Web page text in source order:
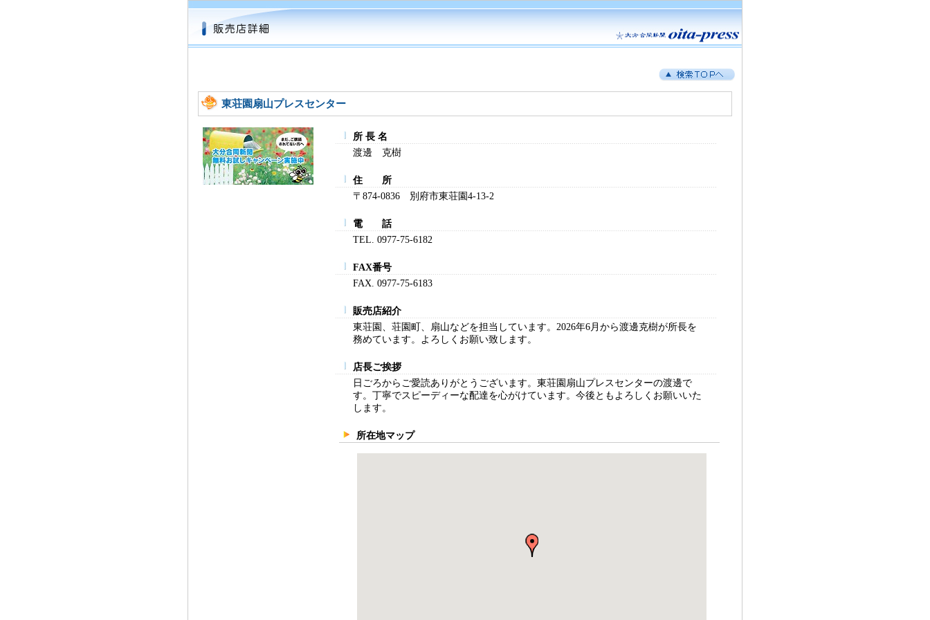
東荘園扇山プレスセンター
所 長 名
渡邊 克樹
住 所
〒874-0836 別府市東荘園4-13-2
電 話
TEL. 0977-75-6182
FAX番号
FAX. 0977-75-6183
販売店紹介
東荘園、荘園町、扇山などを担当しています。2026年6月から渡邊克樹が所長を
務めています。よろしくお願い致します。
店長ご挨拶
日ごろからご愛読ありがとうございます。東荘園扇山プレスセンターの渡邊で
す。丁寧でスピーディーな配達を心がけています。今後ともよろしくお願いいた
します。
所在地マップ